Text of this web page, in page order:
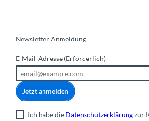
Newsletter Anmeldung
E-Mail-Adresse (Erforderlich)
Jetzt anmelden
Ich habe die Datenschutzerklärungzur